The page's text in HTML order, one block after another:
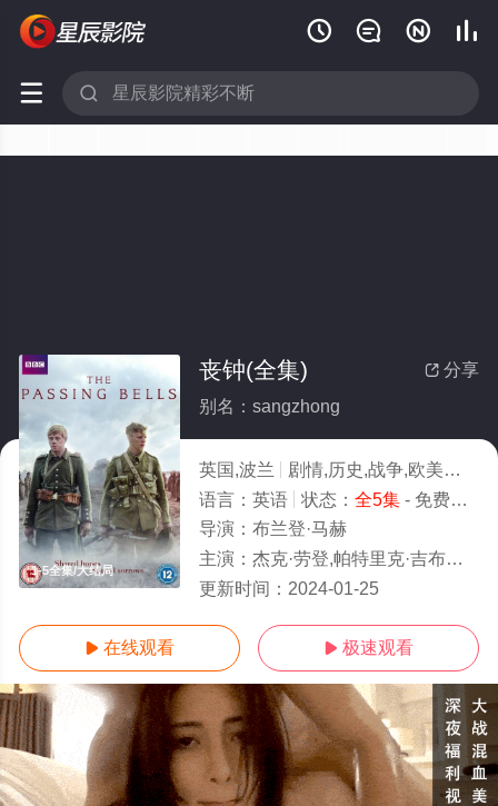
   
 
1-5全集/大结局
 分享
丧钟(全集)
别名：sangzhong
英国,波兰 剧情,历史,战争,欧美
2014
语言： 英语 状态： 全5集- 免费在线观看
导演： 布兰登·马赫
主演： 杰克·劳登,帕特里克·吉布森,本·麦克格雷格,艾瑞卡·卡尔,马修·奥布瑞
更新时间： 2024-01-25
 在线观看  极速观看